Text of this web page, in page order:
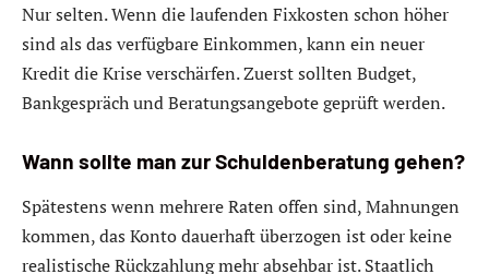
Nur selten. Wenn die laufenden Fixkosten schon höher
sind als das verfügbare Einkommen, kann ein neuer
Kredit die Krise verschärfen. Zuerst sollten Budget,
Bankgespräch und Beratungsangebote geprüft werden.
Wann sollte man zur Schuldenberatung gehen?
Spätestens wenn mehrere Raten offen sind, Mahnungen
kommen, das Konto dauerhaft überzogen ist oder keine
realistische Rückzahlung mehr absehbar ist. Staatlich